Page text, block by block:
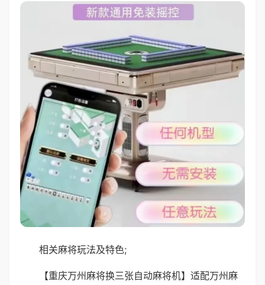
相关麻将玩法及特色;
【重庆万州麻将换三张自动麻将机】适配万州麻